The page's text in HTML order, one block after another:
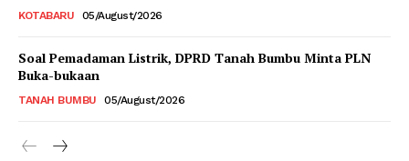
KOTABARU 05/August/2026
Soal Pemadaman Listrik, DPRD Tanah Bumbu Minta PLN
Buka-bukaan
TANAH BUMBU 05/August/2026